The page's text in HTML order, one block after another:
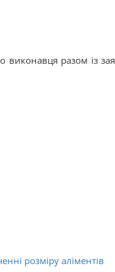
виконавця разом із
розміру аліментів